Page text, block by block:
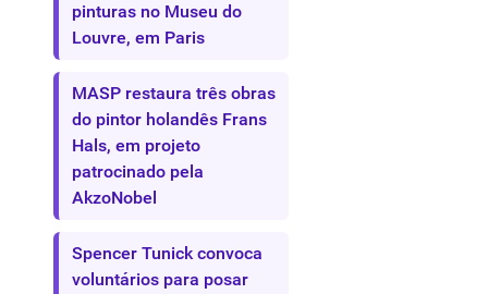
pinturas no Museu do
Louvre, em Paris
MASP restaura três obras
do pintor holandês Frans
Hals, em projeto
patrocinado pela
AkzoNobel
Spencer Tunick convoca
voluntários para posar